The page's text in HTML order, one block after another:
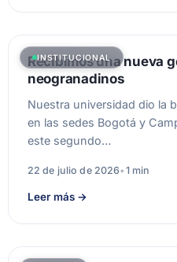
INSTITUCIONAL
Recibimos una nueva
neogranadinos
Nuestra universidad dio la
en las sedes Bogotá y
este segundo…
22 de julio de 2026• 1 min
Leer más →